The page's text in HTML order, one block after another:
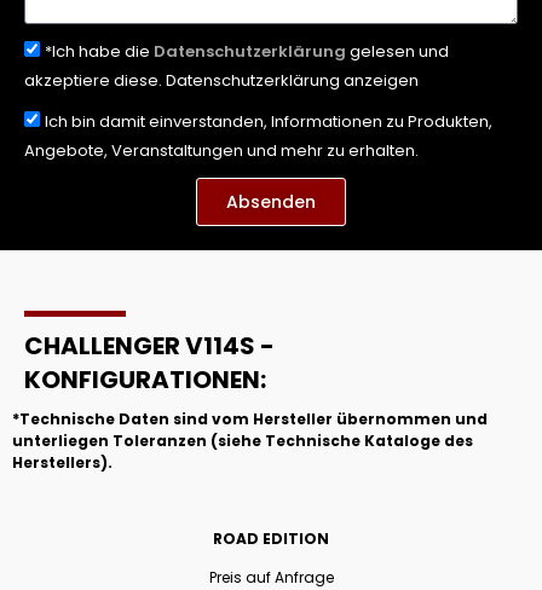
*Ich habe die Datenschutzerklärung gelesen und
akzeptiere diese. Datenschutzerklärung anzeigen
Ich bin damit einverstanden, Informationen zu Produkten,
Angebote, Veranstaltungen und mehr zu erhalten.
Absenden
CHALLENGER V114S -
KONFIGURATIONEN:
*Technische Daten sind vom Hersteller übernommen und
unterliegen Toleranzen (siehe Technische Kataloge des
Herstellers).
ROAD EDITION
Preis auf Anfrage